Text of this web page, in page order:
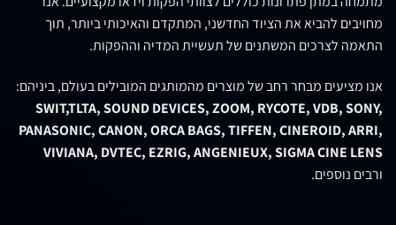
מחויבים להביא את הציוד החדשני, המתקדם והאיכותי ביותר, תוך
התאמה לצרכים המשתנים של תעשיית המדיה וההפקות.
אנו מציעים מבחר רחב של מוצרים מהמותגים המובילים בעולם, ביניהם:
SWIT,TLTA, SOUND DEVICES, ZOOM, RYCOTE, VDB, SONY,
PANASONIC, CANON, ORCA BAGS, TIFFEN, CINEROID, ARRI,
VIVIANA, DVTEC, EZRIG, ANGENIEUX, SIGMA CINE LENS
ורבים נוספים.